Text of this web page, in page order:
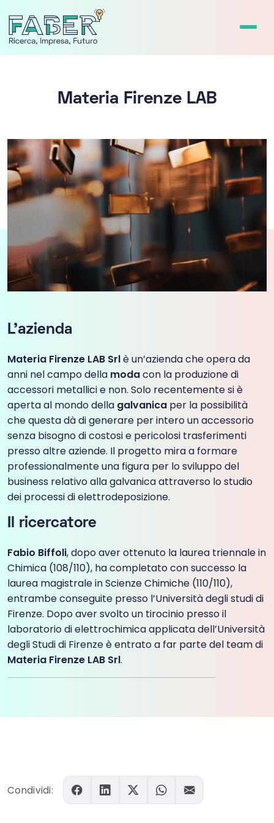
Materia Firenze LAB
L’azienda
Materia Firenze LAB Srlè un’azienda che opera da
anni nel campo della modacon la produzione di
accessori metallici e non. Solo recentemente si è
aperta al mondo della galvanica per la possibilità
che questa dà di generare per intero un accessorio
senza bisogno di costosi e pericolosi trasferimenti
presso altre aziende. Il progetto mira a formare
professionalmente una figura per lo sviluppo del
business relativo alla galvanica attraverso lo studio
dei processi di elettrodeposizione.
Il ricercatore
Fabio Biffoli, dopo aver ottenuto la laurea triennale in
Chimica (108/110), ha completato con successo la
laurea magistrale in Scienze Chimiche (110/110),
entrambe conseguite presso l’Università degli studi di
Firenze. Dopo aver svolto un tirocinio presso il
laboratorio di elettrochimica applicata dell’Università
degli Studi di Firenze è entrato a far parte del team di
Materia Firenze LAB Srl.
Condividi: